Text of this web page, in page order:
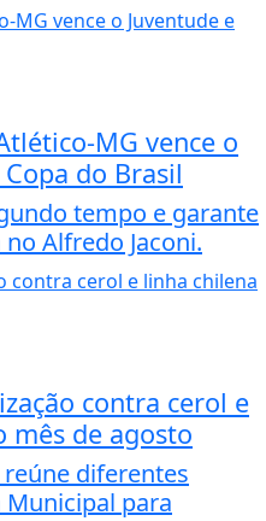
MG vence o
do Brasil
tempo e garante
Alfredo Jaconi.
contra cerol e
mês de agosto
diferentes
para